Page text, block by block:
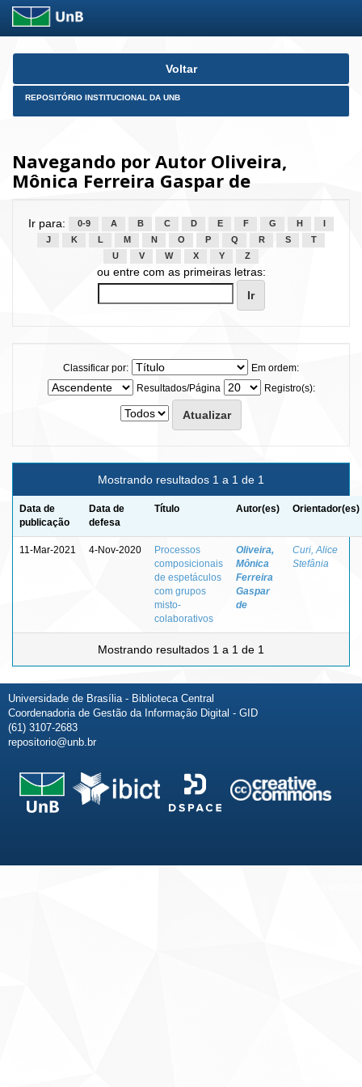
Skip
Voltar
REPOSITÓRIO INSTITUCIONAL DA UNB
Navegando por Autor Oliveira,
Mônica Ferreira Gaspar de
Ir para: 0-9 A B C D E F G H
J
K L M N O P Q R S
T
U
V W X Y Z
ou entre com as primeiras letras:
Classificar por:
Em ordem:
Resultados/Página
Registro(s):
Mostrando resultados 1 a 1 de 1
Data de
publicação
Data de
defesa
Título Autor(es) Orientador(es)
11-Mar-2021 4-Nov-2020
Processos
composicionais
de espetáculos
com grupos
misto-
colaborativos
Oliveira,
Mônica
Ferreira
Gaspar
de
Curi, Alice
Stefânia
Mostrando resultados 1 a 1 de 1
Universidade de Brasília - Biblioteca Central
Coordenadoria de Gestão da Informação Digital - GID
(61) 3107-2683
repositorio@unb.br